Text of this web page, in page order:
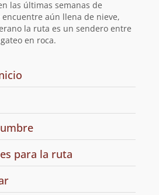
las últimas semanas de
aún llena de nieve,
la ruta es un sendero entre
en roca.
la
para la ruta